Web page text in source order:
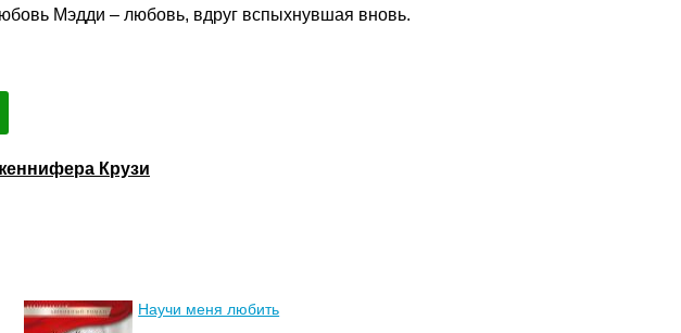
Мэдди – любовь, вдруг вспыхнувшая вновь.
Крузи
Научи меня любить